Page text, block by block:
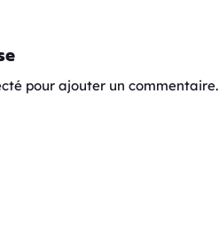
pour ajouter un commentaire.